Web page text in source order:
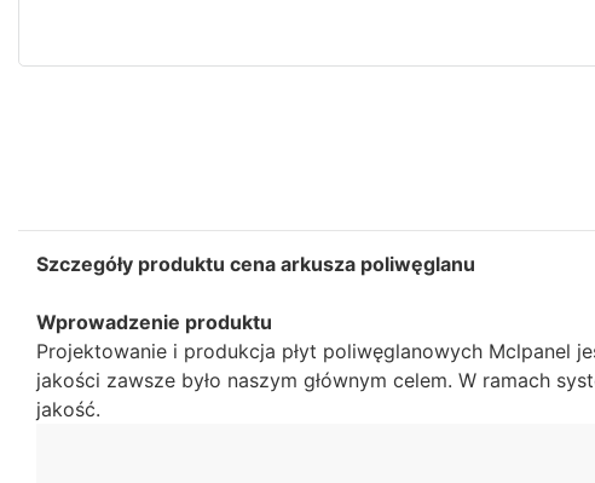
Szczegóły produktu cena arkusza poliwęglanu
Wprowadzenie produktu
Projektowanie i produkcja płyt poliwęglanowych Mclpanel
jakości zawsze było naszym głównym celem. W ramach
jakość.